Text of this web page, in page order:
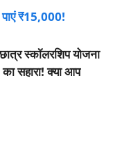
₹15,000!
स्कॉलरशिप योजना
सहारा! क्या आप